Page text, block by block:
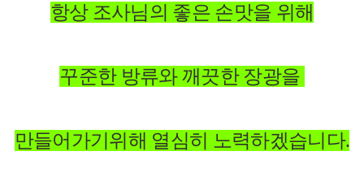
항상 조사님의 좋은 손맛을 위해
꾸준한 방류와 깨끗한 장광을
만들어가기위해 열심히 노력하겠습니다.